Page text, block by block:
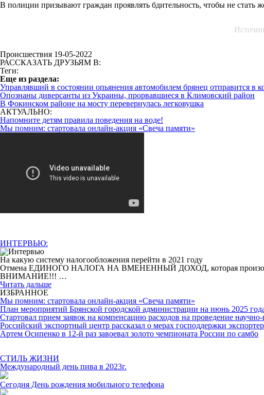
В полиции призывают граждан проявлять бдительность, чтобы не стать
Происшествия 19-05-2022
РАССКАЗАТЬ ДРУЗЬЯМ В:
Теги:
Eще из раздела:
Управлявший в состоянии опьянения автомобилем брянец отправится в
Опознаны диверсанты из Украины, прорвавшиеся в Климовский район
В Фокинском районе на мосту перевернулась легковушка
АКТУАЛЬНО:
Напомните детям правила поведения на воде!
Мы помним: стартовала онлайн-акция «Свеча памяти»
ИНТЕРВЬЮ:
На какую систему налогообложения перейти в 2021 году
Отмена ЕДИНОГО НАЛОГА НА ВМЕНЕННЫЙ ДОХОД, которая произойдет 1
ВНИМАНИЕ!!! …
Читать дальше
ИЗБРАННОЕ
Мы помним: стартовала онлайн-акция «Свеча памяти»
План мероприятий Брянской городской администрации на июнь 2025
Cтартовал прием заявок на компенсацию расходов на проведение
Российский экспортный центр рассказал о мерах господдержки
Артем Осипенко в 12-й раз завоевал золото чемпионата России по самбо
СТИЛЬ ЖИЗНИ
Международный день пива в 2023г.
Сегодня День рождения мобильного телефона